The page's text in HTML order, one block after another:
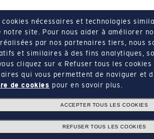
cookies nécessaires et technologies
notre site. Pour nous aider à améliorer
par nos partenaires tiers, nous
et similaires à des fins analytiques,
cliquez sur « Refuser tous les
qui vous permettent de naviguer et
de cookies pour en savoir plus.
ACCEPTER TOUS LES COOKIES
REFUSER TOUS LES COOKIES